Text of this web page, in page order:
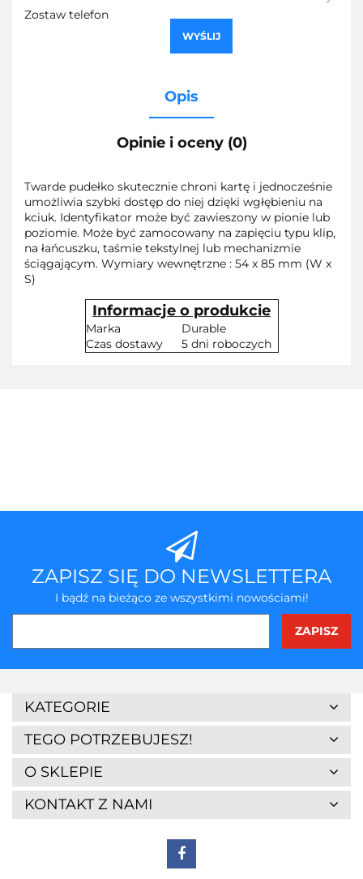
Zostaw telefon
WYŚLIJ
Opis
Opinie i oceny (0)
Twarde pudełko skutecznie chroni kartę i jednocześnie
umożliwia szybki dostęp do niej dzięki wgłębieniu na
kciuk. Identyfikator może być zawieszony w pionie lub
poziomie. Może być zamocowany na zapięciu typu klip,
na łańcuszku, taśmie tekstylnej lub mechanizmie
ściągającym. Wymiary wewnętrzne : 54 x 85 mm (W x
S)
Informacje o produkcie
Marka
Durable
Czas dostawy
5 dni roboczych
7Days
ZAPISZ SIĘ DO NEWSLETTERA
I bądź na bieżąco ze wszystkimi nowościami!
KATEGORIE
TEGO POTRZEBUJESZ!
O SKLEPIE
KONTAKT Z NAMI